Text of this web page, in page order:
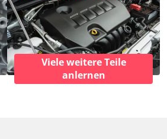
Viele weitere Teile
anlernen